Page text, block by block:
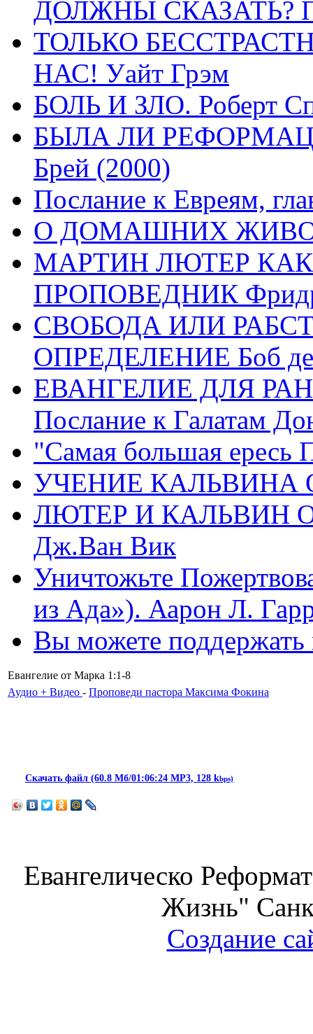
ДОЛЖНЫ СКАЗАТЬ?
ТОЛЬКО
НАС! Уайт Грэм
БОЛЬ И ЗЛО. Роберт
БЫЛА ЛИ
Брей (2000)
Послание к Евреям,
О ДОМАШНИХ
МАРТИН ЛЮТЕР
ПРОПОВЕДНИК
СВОБОДА ИЛИ
ОПРЕДЕЛЕНИЕ Боб де
ЕВАНГЕЛИЕ ДЛЯ
Послание к Галатам
"Самая большая ересь
УЧЕНИЕ КАЛЬВИНА
ЛЮТЕР И КАЛЬВИН
Дж.Ван Вик
Уничтожьте
из Ада»). Аарон Л.
Вы можете
Евангелие от Марка 1:1-8
Аудио + Видео - Проповеди пастора Максима Фокина
Скачать файл (60.8 Мб/01:06:24 MP3, 128 kbps)
Евангелическо
Жизнь"
Создание